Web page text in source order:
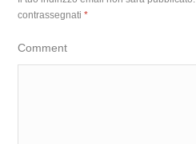
contrassegnati*
Comment